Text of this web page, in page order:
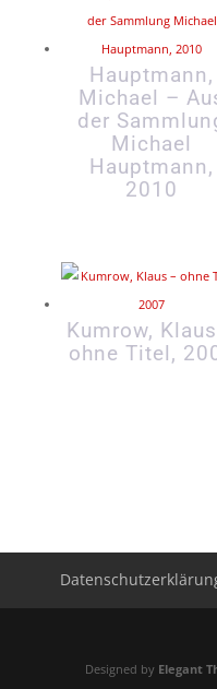
Hauptmann,
Michael –
der
Michael
Hauptmann,
2010
Kumrow,
ohne Titel,
Designed by Elegant